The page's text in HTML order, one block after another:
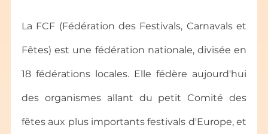
La FCF (Fédération des Festivals, Carnavals et
Fêtes) est une fédération nationale, divisée en
18 fédérations locales. Elle fédère aujourd'hui
des organismes allant du petit Comité des
fêtes aux plus importants festivals d'Europe, et